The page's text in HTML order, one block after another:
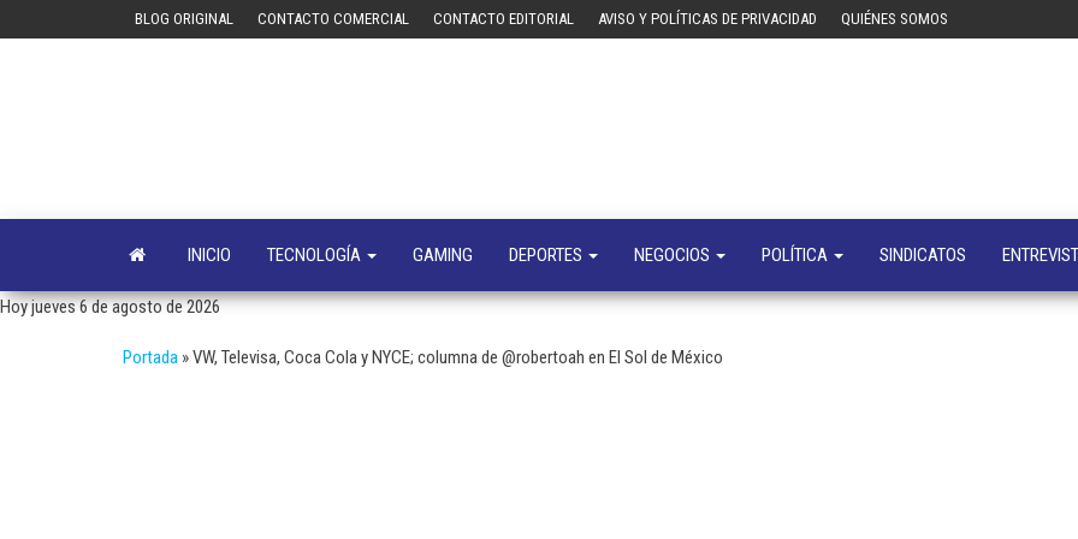
BLOG ORIGINAL CONTACTO COMERCIAL CONTACTO EDITORIAL AVISO Y POLÍTICAS DE PRIVACIDAD QUIÉNES SOMOS
negocios
INICIO TECNOLOGÍA GAMING DEPORTES NEGOCIOS POLÍTICA SINDICATOS
Hoy jueves 6 de agosto de 2026
Portada »VW, Televisa, Coca Cola y NYCE; columna de @robertoah en El Sol de México